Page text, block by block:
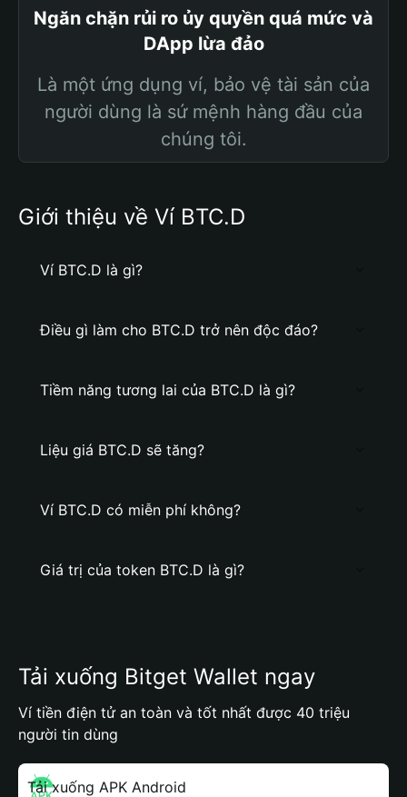
Ngăn chặn rủi ro ủy quyền quá mức và
DApp lừa đảo
Là một ứng dụng ví, bảo vệ tài sản của
người dùng là sứ mệnh hàng đầu của
chúng tôi.
Giới thiệu về Ví BTC.D
Ví BTC.D là gì?
Điều gì làm cho BTC.D trở nên độc đáo?
Tiềm năng tương lai của BTC.D là gì?
Liệu giá BTC.D sẽ tăng?
Ví BTC.D có miễn phí không?
Giá trị của token BTC.D là gì?
Tải xuống Bitget Wallet ngay
Ví tiền điện tử an toàn và tốt nhất được 40 triệu
người tin dùng
Tải xuống APK Android